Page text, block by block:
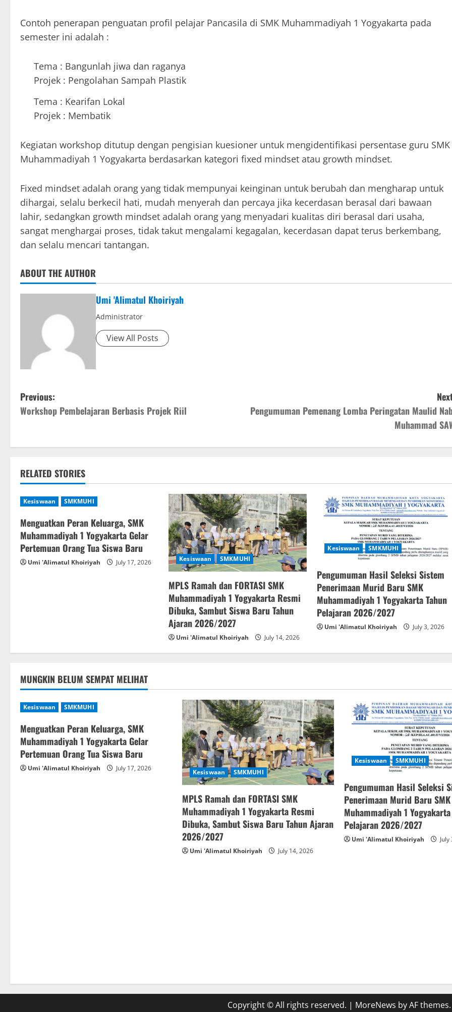
Contoh penerapan penguatan profil pelajar Pancasila di SMK Muhammadiyah 1 Yogyakarta pada
semester ini adalah :
Tema : Bangunlah jiwa dan raganya
Projek : Pengolahan Sampah Plastik
Tema : Kearifan Lokal
Projek : Membatik
Kegiatan workshop ditutup dengan pengisian kuesioner untuk mengidentifikasi persentase guru SMK
Muhammadiyah 1 Yogyakarta berdasarkan kategori fixed mindset atau growth mindset.
Fixed mindset adalah orang yang tidak mempunyai keinginan untuk berubah dan mengharap untuk
dihargai, selalu berkecil hati, mudah menyerah dan percaya jika kecerdasan berasal dari bawaan
lahir, sedangkan growth mindset adalah orang yang menyadari kualitas diri berasal dari usaha,
sangat menghargai proses, tidak takut mengalami kegagalan, kecerdasan dapat terus berkembang,
dan selalu mencari tantangan.
ABOUT THE AUTHOR
Umi 'Alimatul Khoiriyah
Administrator
View All Posts
P
o
s
n
a
v
i
g
o
n
Previous:
Workshop Pembelajaran Berbasis Projek Riil
Pengumuman Pemenang Lomba Peringatan Maulid
Muhammad
RELATED STORIES
Kesiswaan SMKMUHI
Menguatkan Peran Keluarga, SMK
Muhammadiyah 1 Yogyakarta Gelar
Pertemuan Orang Tua Siswa Baru
Umi 'Alimatul Khoiriyah July 17, 2026 Kesiswaan SMKMUHI
MPLS Ramah dan FORTASI SMK
Muhammadiyah 1 Yogyakarta Resmi
Dibuka, Sambut Siswa Baru Tahun
Ajaran 2026/2027
Umi 'Alimatul Khoiriyah July 14, 2026
Kesiswaan SMKMUHI
Pengumuman Hasil Seleksi Sistem
Penerimaan Murid Baru SMK
Muhammadiyah 1 Yogyakarta Tahun
Pelajaran 2026/2027
Umi 'Alimatul Khoiriyah July 3, 2026
MUNGKIN BELUM SEMPAT MELIHAT
Kesiswaan SMKMUHI
Menguatkan Peran Keluarga, SMK
Muhammadiyah 1 Yogyakarta Gelar
Pertemuan Orang Tua Siswa Baru
Umi 'Alimatul Khoiriyah July 17, 2026 Kesiswaan SMKMUHI
MPLS Ramah dan FORTASI SMK
Muhammadiyah 1 Yogyakarta Resmi
Dibuka, Sambut Siswa Baru Tahun Ajaran
2026/2027
Umi 'Alimatul Khoiriyah July 14, 2026
Kesiswaan SMKMUHI
Pengumuman Hasil Seleksi
Penerimaan Murid Baru SMK
Muhammadiyah 1
Pelajaran 2026/2027
Umi 'Alimatul Khoiriyah
Copyright © All rights reserved. | MoreNews by AF themes.